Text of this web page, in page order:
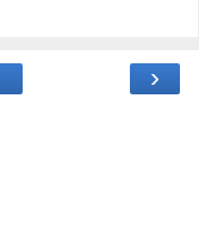
›